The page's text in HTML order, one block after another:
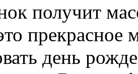
получит
прекрасное
день